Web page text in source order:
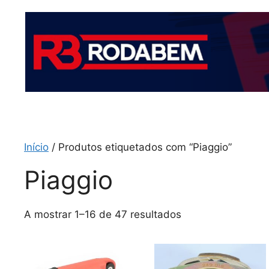
Início / Produtos etiquetados com “Piaggio”
Piaggio
A mostrar 1–16 de 47 resultados